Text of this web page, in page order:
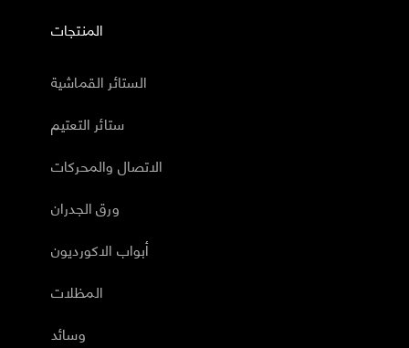
المنتجات
الستائر القماشية
ستائر التعتيم
الاتصال والمحركات
ورق الجدران
أبواب الاكورديون
المظلات
وسائد